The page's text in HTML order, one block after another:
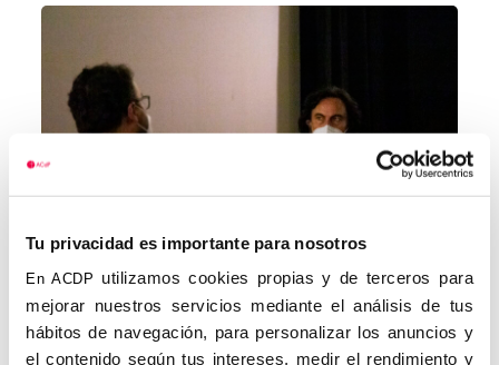
Tu privacidad es importante para nosotros
En ACDP utilizamos cookies propias y de terceros para
mejorar nuestros servicios mediante el análisis de tus
hábitos de navegación, para personalizar los anuncios y
el contenido según tus intereses, medir el rendimiento y